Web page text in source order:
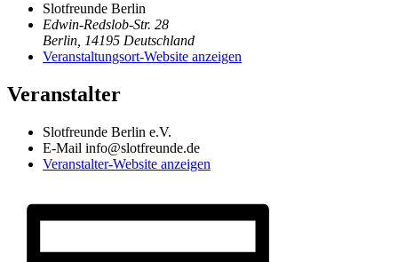
Slotfreunde Berlin
Edwin-Redslob-Str. 28
Berlin 14195 Deutschland
Veranstaltungsort-Website anzeigen
Veranstalter
Slotfreunde Berlin e.V.
E-Mail info@slotfreunde.de
Veranstalter-Website anzeigen